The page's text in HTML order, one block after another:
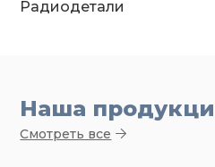
Радиодетали
Наша
Смотреть все